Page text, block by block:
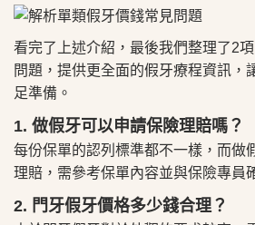
看完了上述介紹，最後我們整理了​2
問題，​提供更全面的假牙療程資訊，
足準備。
1. 做假牙可以申請保險理賠嗎？
每份保單的認列標準都不一樣，而做
理賠，需參考保單內容並與保險專員
2. 門牙假牙價格多少錢合理？